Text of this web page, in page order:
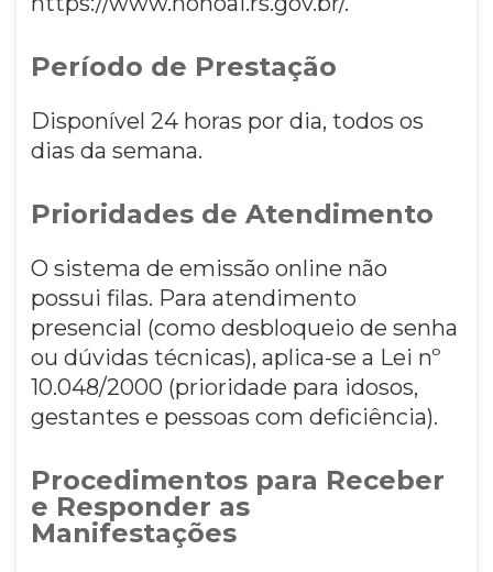
Período de Prestação
Disponível 24 horas por dia, todos os
dias da semana.
Prioridades de Atendimento
O sistema de emissão online não
possui filas. Para atendimento
presencial (como desbloqueio de senha
ou dúvidas técnicas), aplica-se a Lei nº
10.048/2000 (prioridade para idosos,
gestantes e pessoas com deficiência).
Procedimentos para Receber
e Responder as
Manifestações